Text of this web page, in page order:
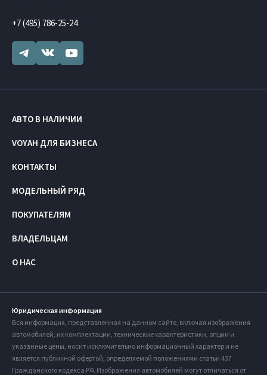
+7 (495) 786-25-24
АВТО В НАЛИЧИИ
VOYAH ДЛЯ БИЗНЕСА
КОНТАКТЫ
МОДЕЛЬНЫЙ РЯД
ПОКУПАТЕЛЯМ
ВЛАДЕЛЬЦАМ
О НАС
Юридическая информация
Вся информация, представленная на данном сайте, включая изображения
автомобилей, их комплектации, технические характеристики, опции и
указанные цены, носит исключительно информационный характер и не
является публичной офертой, определяемой положениями статьи 437
Гражданского кодекса РФ. Изображения автомобилей могут отличаться от